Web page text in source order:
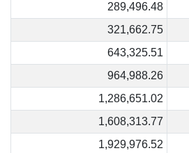
289,496.48
321,662.75
643,325.51
964,988.26
1,286,651.02
1,608,313.77
1,929,976.52